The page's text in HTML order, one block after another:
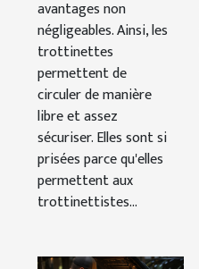
avantages non
négligeables. Ainsi, les
trottinettes
permettent de
circuler de manière
libre et assez
sécuriser. Elles sont si
prisées parce qu'elles
permettent aux
trottinettistes...